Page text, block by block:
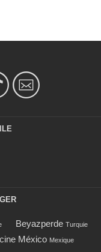
Beyazperde Turquie
México Mexique